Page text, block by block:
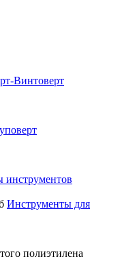
Винтоверт
инструментов
Инструменты для